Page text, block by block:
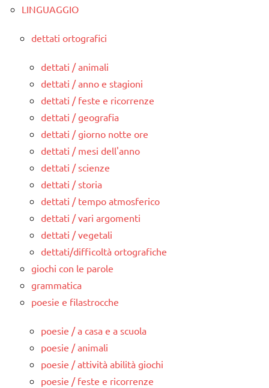
LINGUAGGIO
dettati ortografici
dettati / animali
dettati / anno e stagioni
dettati / feste e ricorrenze
dettati / geografia
dettati / giorno notte ore
dettati / mesi dell'anno
dettati / scienze
dettati / storia
dettati / tempo atmosferico
dettati / vari argomenti
dettati / vegetali
dettati/difficoltà ortografiche
giochi con le parole
grammatica
poesie e filastrocche
poesie / a casa e a scuola
poesie / animali
poesie / attività abilità giochi
poesie / feste e ricorrenze